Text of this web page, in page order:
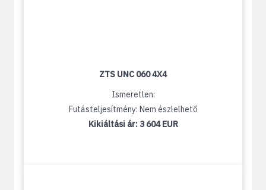
ZTS UNC 060 4X4
Ismeretlen:
Futásteljesítmény: Nem észlelhető
Kikiáltási ár: 3 604 EUR